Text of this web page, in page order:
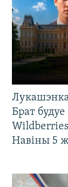
Лукашэнка
Брат
Навіны 5